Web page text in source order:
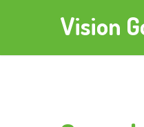
Vision